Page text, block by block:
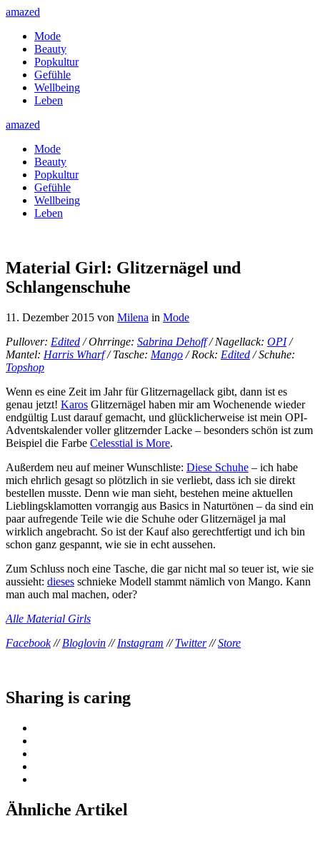
amazed
Mode
Beauty
Popkultur
Gefühle
Wellbeing
Leben
amazed
Mode
Beauty
Popkultur
Gefühle
Wellbeing
Leben
Material Girl: Glitzernägel und
Schlangenschuhe
11. Dezember 2015 von Milena in Mode
Pullover: Edited / Ohrringe: Sabrina Dehoff/ Nagellack: OPI/
Mantel: Harris Wharf/ Tasche: Mango / Rock: Edited / Schuhe:
Topshop
Wenn es eine Zeit im Jahr für Glitzernagellack gibt, dann ist es
genau jetzt! Karos Glitzernägel haben mir am Wochenende wieder
endgültig Lust darauf gemacht, und glücklicherweise ist mein OPI-
Adventskalender voller glitzernder Lacke – besonders schön ist zum
Beispiel die Farbe Celesstial is More.
Außerdem neu auf meiner Wunschliste: Diese Schuhe – ich habe
mich ehrlich gesagt so plötzlich in sie verliebt, dass ich sie direkt
bestellen musste. Denn wie man sieht, bestehen meine aktuellen
Lieblingsklamotten vorrangig aus Basics in Naturtönen – da sind ein
paar aufregende Teile wie die Schuhe oder Glitzernägel ja mal
wirklich angebracht. So ist der Kauf also gerechtfertigt und ich bin
schon ganz gespannt, wie sie in echt aussehen.
Zum Schluss noch eine Tasche, die gar nicht mal so teuer ist, wie sie
aussieht: dieses schnieke Modell stammt nämlich von Mango. Kann
man auch mal machen, oder?
Alle Material Girls
Facebook//Bloglovin //Instagram //Twitter//Store
Sharing is caring
Ähnliche Artikel